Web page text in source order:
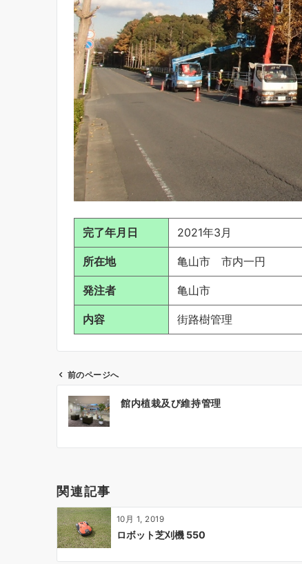
完了年月日 2021年3月
所在地 亀山市 市内一円
発注者 亀山市
内容 街路樹管理
ビ
シ
ョ
ン
前のページへ
館内植栽及び維持管理
関連記事
10月 1, 2019
ロボット芝刈機 550